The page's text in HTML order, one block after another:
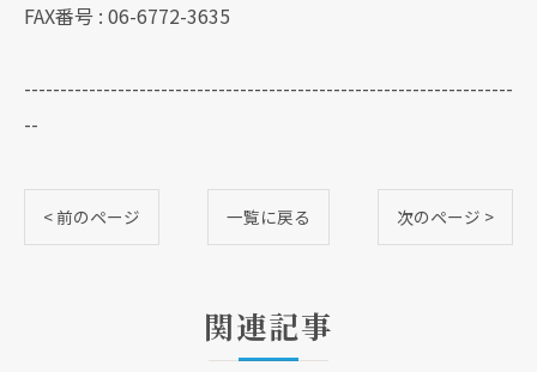
FAX番号 : 06-6772-3635
--------------------------------------------------------------------
--
< 前のページ 一覧に戻る 次のページ >
関連記事